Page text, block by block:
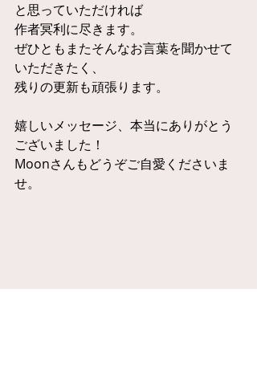
と思っていただければ
作者冥利に尽きます。
ぜひともまたそんなお言葉を聞かせて
いただきたく、
残りの更新も頑張ります。
嬉しいメッセージ、本当にありがとう
ございました！
Moonさんもどうぞご自愛くださいま
せ。